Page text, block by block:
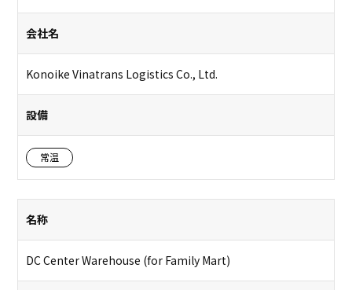
会社名
Konoike Vinatrans Logistics Co., Ltd.
設備
常温
名称
DC Center Warehouse (for Family Mart)